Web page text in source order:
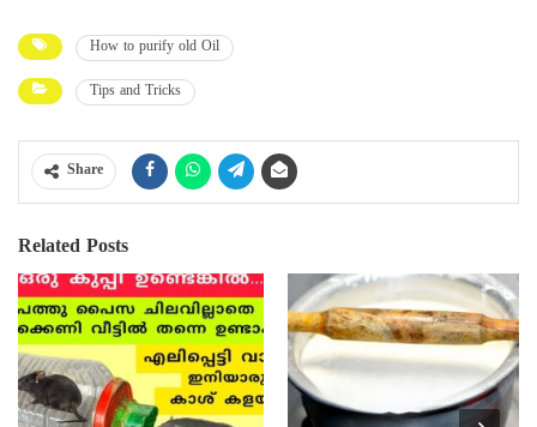
How to purify old Oil
Tips and Tricks
Share
Related Posts